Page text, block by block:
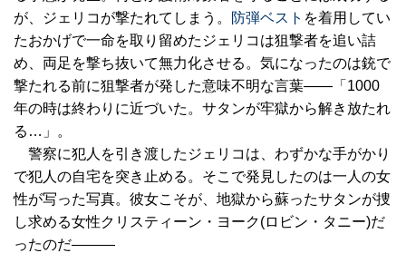
が、ジェリコが撃たれてしまう。
防弾ベスト を着用してい
たおかげで一命を取り留めたジェリコは狙撃者を追い詰
め、両足を撃ち抜いて無力化させる。気になったのは銃で
撃たれる前に狙撃者が発した意味不明な言葉――「1000
年の時は終わりに近づいた。サタンが牢獄から解き放たれ
る…」。
警察に犯人を引き渡したジェリコは、わずかな手がかり
で犯人の自宅を突き止める。そこで発見したのは一人の女
性が写った写真。彼女こそが、地獄から蘇ったサタンが捜
し求める女性クリスティーン・ヨーク(ロビン・タニー)だ
ったのだ―――